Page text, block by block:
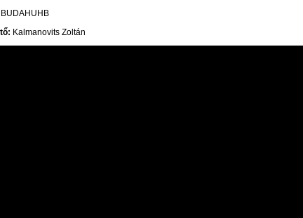
BUDAHUHB
Kalmanovits Zoltán